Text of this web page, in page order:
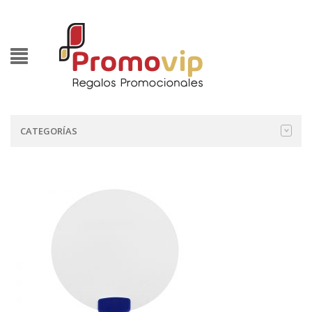
CATEGORÍAS